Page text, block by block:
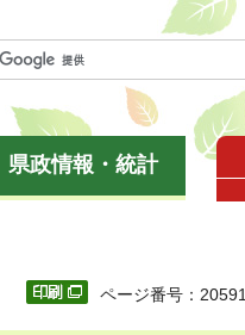
県政情報・統計
ページ番号：20591